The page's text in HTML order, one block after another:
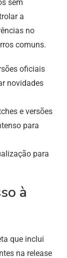
sem
a
no
comuns.
oficiais
novidades
e versões
para
para
à
que inclui
na release